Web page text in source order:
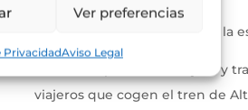
Ver preferencias
PrivacidadAviso Legal
Nos encontramos dentro de la
Nuestro espacio más viajero y
viajeros que cogen el tren de